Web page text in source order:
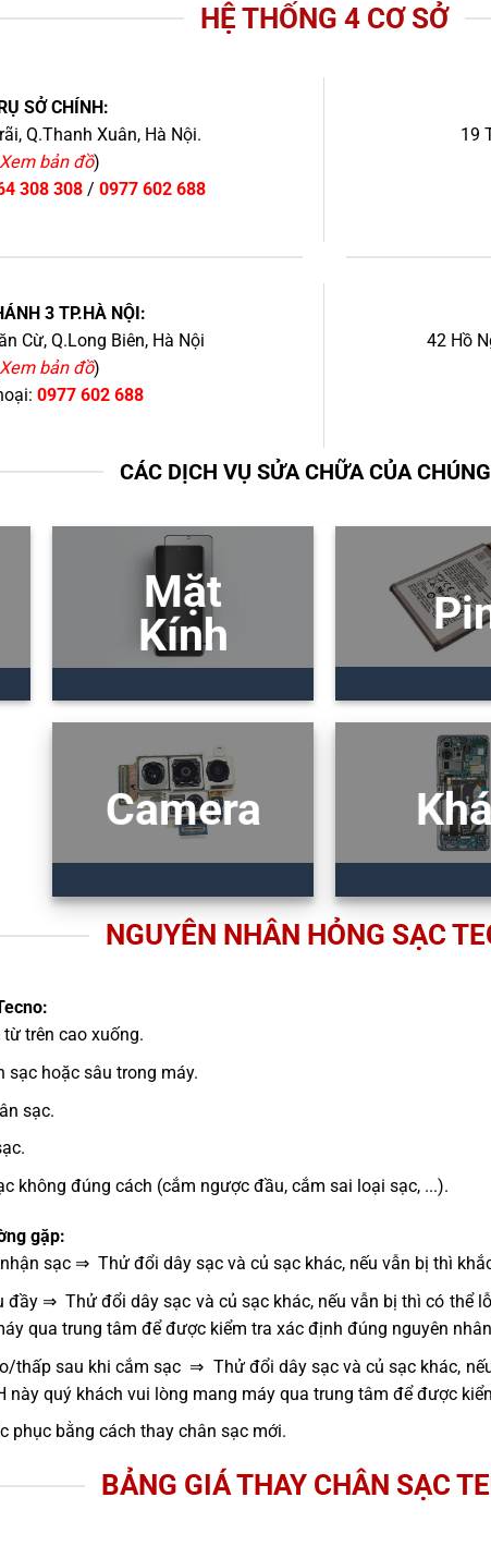
HỆ THỐNG 4 CƠ SỞ
SỞ CHÍNH:
Q.Thanh Xuân, Hà Nội.
Xem bản đồ)
308 308/ 0977 602 688
19
3 TP.HÀ NỘI:
Cừ, Q.Long Biên, Hà Nội
Xem bản đồ)
0977 602 688
42 Hồ
CÁC DỊCH VỤ SỬA CHỮA CỦA
Mặt
Kính
Camera
NGUYÊN NHÂN HỎNG SẠC
trên cao xuống.
sạc hoặc sâu trong máy.
sạc.
không đúng cách (cắm ngược đầu, cắm sai loại sạc, ...).
gặp:
sạc ⇒ Thử đổi dây sạc và củ sạc khác, nếu vẫn bị thì
đầy ⇒ Thử đổi dây sạc và củ sạc khác, nếu vẫn bị thì có thể
qua trung tâm để được kiểm tra xác định đúng nguyên
thấp sau khi cắm sạc ⇒ Thử đổi dây sạc và củ sạc khác,
này quý khách vui lòng mang máy qua trung tâm để được
bằng cách thay chân sạc mới.
BẢNG GIÁ THAY CHÂN SẠC